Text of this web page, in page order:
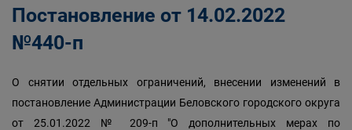
Постановление от 14.02.2022
№440-п
О снятии отдельных ограничений, внесении изменений в
постановление Администрации Беловского городского округа
от 25.01.2022 № 209-п "О дополнительных мерах по